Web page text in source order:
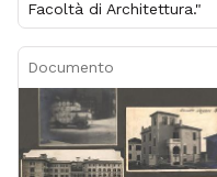
Facoltà di Architettura."
Documento